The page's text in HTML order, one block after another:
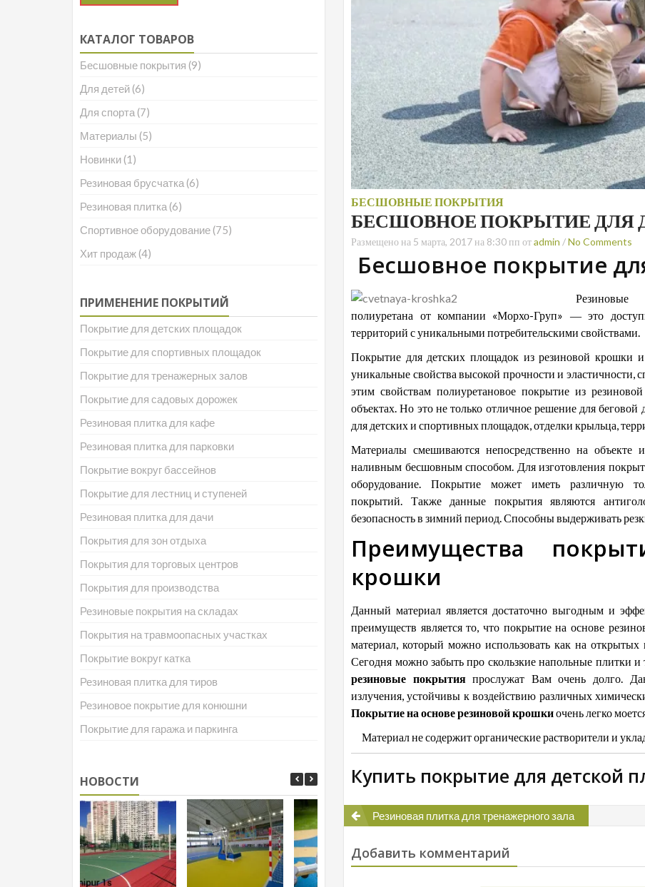
БЕСШОВНЫЕ ПОКРЫТИЯ
БЕСШОВНОЕ ПОКРЫТИЕ ДЛЯ
Размещено на 5 марта, 2017 на 8:30 пп отadmin /No Comments
Бесшовное покрытие
Резиновые
полиуретана от компании «Морхо-Груп» ― это
территорий с уникальными потребительскими свойствами.
Покрытие для детских площадок из резиновой крошки и
уникальные свойства высокой прочности и эластичности,
этим свойствам полиуретановое покрытие из
объектах. Но это не только отличное решение для
для детских и спортивных площадок, отделки крыльца,
Материалы смешиваются непосредственно на объекте
наливным бесшовным способом. Для изготовления
оборудование. Покрытие может иметь различную
покрытий. Также данные покрытия являются
безопасность в зимний период. Способны выдерживать
Преимущества
крошки
Данный материал является достаточно выгодным и
преимуществ является то, что покрытие на основе
материал, который можно использовать как на
Сегодня можно забыть про скользкие напольные плитки
резиновые покрытияпрослужат Вам очень долго.
излучения, устойчивы к воздействию различных
Покрытие на основе резиновой крошкиочень легко
Материал не содержит органические растворители и
Купить покрытие для детской
Навигация
по
записям
Резиновая плитка для тренажерного зала
Добавить комментарий
КАТАЛОГ ТОВАРОВ
Бесшовные покрытия (9)
Для детей (6)
Для спорта (7)
Материалы (5)
Новинки (1)
Резиновая брусчатка (6)
Резиновая плитка (6)
Спортивное оборудование (75)
Хит продаж (4)
ПРИМЕНЕНИЕ ПОКРЫТИЙ
Покрытие для детских площадок
Покрытие для спортивных площадок
Покрытие для тренажерных залов
Покрытие для садовых дорожек
Резиновая плитка для кафе
Резиновая плитка для парковки
Покрытие вокруг бассейнов
Покрытие для лестниц и ступеней
Резиновая плитка для дачи
Покрытия для зон отдыха
Покрытия для торговых центров
Покрытия для производства
Резиновые покрытия на складах
Покрытия на травмоопасных участках
Покрытие вокруг катка
Резиновая плитка для тиров
Резиновое покрытие для конюшни
Покрытие для гаража и паркинга
НОВОСТИ